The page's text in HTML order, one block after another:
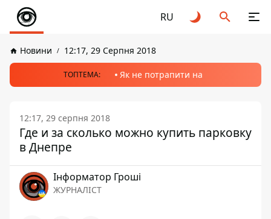
RU
Новини 12:17, 29 Серпня 2018
ТОПТЕМА: Як не потрапити на
12:17, 29 серпня 2018
Где и за сколько можно купить парковку
в Днепре
Інформатор Гроші
ЖУРНАЛІСТ